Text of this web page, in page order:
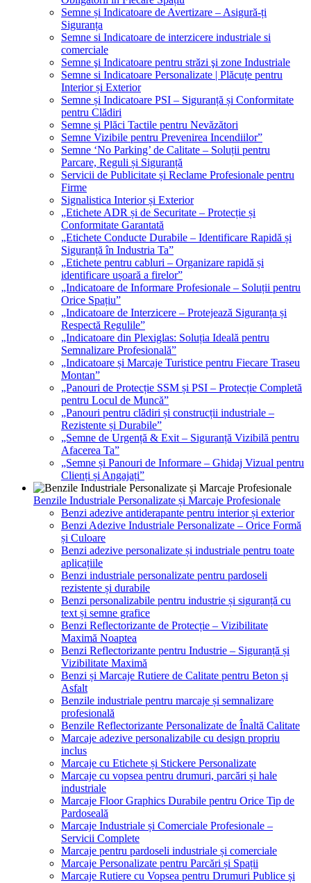
Semne și Indicatoare de Avertizare – Asigură-ți
Siguranța
Semne si Indicatoare de interzicere industriale si
comerciale
Semne şi Indicatoare pentru străzi şi zone Industriale
Semne si Indicatoare Personalizate | Plăcuțe pentru
Interior și Exterior
Semne și Indicatoare PSI – Siguranță și Conformitate
pentru Clădiri
Semne și Plăci Tactile pentru Nevăzători
Semne Vizibile pentru Prevenirea Incendiilor”
Semne ‘No Parking’ de Calitate – Soluții pentru
Parcare, Reguli și Siguranță
Servicii de Publicitate și Reclame Profesionale pentru
Firme
Signalistica Interior și Exterior
„Etichete ADR și de Securitate – Protecție și
Conformitate Garantată
„Etichete Conducte Durabile – Identificare Rapidă și
Siguranță în Industria Ta”
„Etichete pentru cabluri – Organizare rapidă și
identificare ușoară a firelor”
„Indicatoare de Informare Profesionale – Soluții pentru
Orice Spațiu”
„Indicatoare de Interzicere – Protejează Siguranța și
Respectă Regulile”
„Indicatoare din Plexiglas: Soluția Ideală pentru
Semnalizare Profesională”
„Indicatoare și Marcaje Turistice pentru Fiecare Traseu
Montan”
„Panouri de Protecție SSM și PSI – Protecție Completă
pentru Locul de Muncă”
„Panouri pentru clădiri și construcții industriale –
Rezistente și Durabile”
„Semne de Urgență & Exit – Siguranță Vizibilă pentru
Afacerea Ta”
„Semne și Panouri de Informare – Ghidaj Vizual pentru
Clienți și Angajați”
Benzile Industriale Personalizate și Marcaje Profesionale
Benzi adezive antiderapante pentru interior și exterior
Benzi Adezive Industriale Personalizate – Orice Formă
și Culoare
Benzi adezive personalizate și industriale pentru toate
aplicațiile
Benzi industriale personalizate pentru pardoseli
rezistente și durabile
Benzi personalizabile pentru industrie și siguranță cu
text și semne grafice
Benzi Reflectorizante de Protecție – Vizibilitate
Maximă Noaptea
Benzi Reflectorizante pentru Industrie – Siguranță și
Vizibilitate Maximă
Benzi și Marcaje Rutiere de Calitate pentru Beton și
Asfalt
Benzile industriale pentru marcaje și semnalizare
profesională
Benzile Reflectorizante Personalizate de Înaltă Calitate
Marcaje adezive personalizabile cu design propriu
inclus
Marcaje cu Etichete și Stickere Personalizate
Marcaje cu vopsea pentru drumuri, parcări și hale
industriale
Marcaje Floor Graphics Durabile pentru Orice Tip de
Pardoseală
Marcaje Industriale și Comerciale Profesionale –
Servicii Complete
Marcaje pentru pardoseli industriale și comerciale
Marcaje Personalizate pentru Parcări și Spații
Marcaje Rutiere cu Vopsea pentru Drumuri Publice și